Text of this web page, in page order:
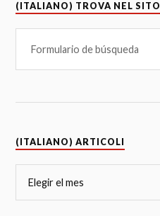
(ITALIANO) TROVA NEL SITO
(ITALIANO) ARTICOLI